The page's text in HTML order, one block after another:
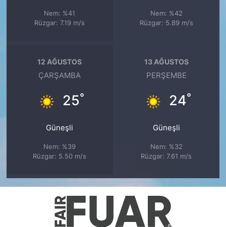
Nem: %41
Rüzgar: 7.19 m/s
Nem: %42
Rüzgar: 5.89 m/s
12 AĞUSTOS
ÇARŞAMBA
25°
Güneşli
Nem: %39
Rüzgar: 5.50 m/s
13 AĞUSTOS
PERŞEMBE
24°
Güneşli
Nem: %32
Rüzgar: 7.61 m/s